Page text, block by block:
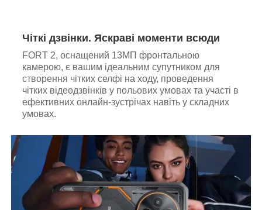
Чіткі дзвінки. Яскраві моменти всюди
FORT 2, оснащений 13МП фронтальною
камерою, є вашим ідеальним супутником для
створення чітких селфі на ходу, проведення
чітких відеодзвінків у польових умовах та участі в
ефективних онлайн-зустрічах навіть у складних
умовах.